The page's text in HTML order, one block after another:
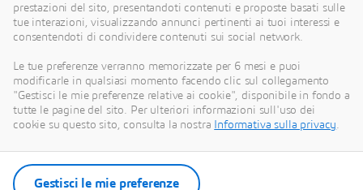
Le nostre ultime notizie
Scopri tutti i comunicati stampa e le risorse
multimedia di Dassault Systèmes.
Entra nella nostra sala stampa
prestazioni del sito, presentandoti contenuti e proposte basati sulle
tue interazioni, visualizzando annunci pertinenti ai tuoi interessi e
consentendoti di condividere contenuti sui social network.
Le tue preferenze verranno memorizzate per 6 mesi e puoi
modificarle in qualsiasi momento facendo clic sul collegamento
"Gestisci le mie preferenze relative ai cookie", disponibile in fondo a
tutte le pagine del sito. Per ulteriori informazioni sull'uso dei
cookie su questo sito, consulta la nostra
Informativa sulla privacy.
Gestisci le mie preferenze